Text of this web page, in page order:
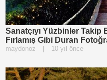
Sanatçıyı Yüzbinler
Fırlamış Gibi Duran
maydonoz 10 yıl önce